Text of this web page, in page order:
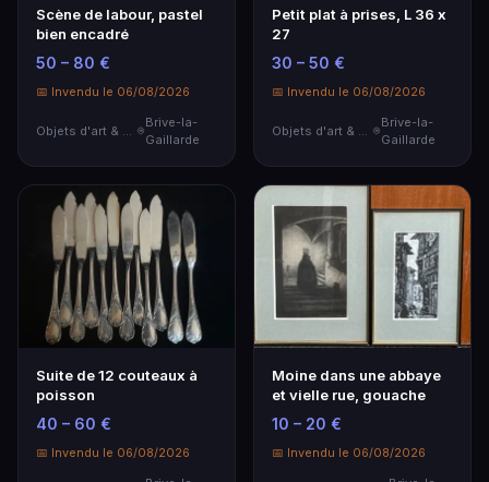
Scène de labour, pastel
bien encadré
50 – 80 €
📅 Invendu le 06/08/2026
Objets d'art & Curiosités
Brive-la-
Gaillarde
Petit plat à prises, L 36 x
27
30 – 50 €
📅 Invendu le 06/08/2026
Objets d'art & Curiosités
Brive-la-
Gaillarde
Suite de 12 couteaux à
poisson
40 – 60 €
📅 Invendu le 06/08/2026
Moine dans une abbaye
et vielle rue, gouache
10 – 20 €
📅 Invendu le 06/08/2026